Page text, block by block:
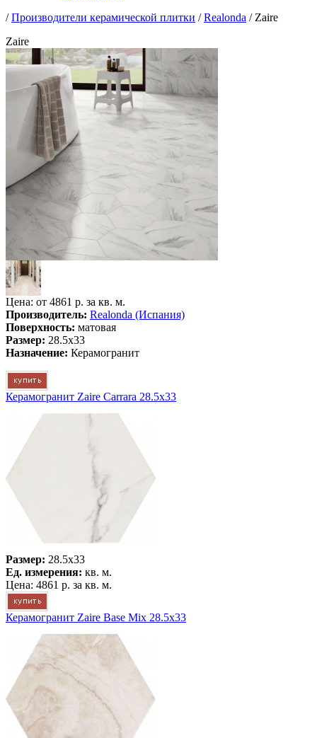
/Производители керамической плитки /Realonda / Zaire
Zaire
Цена: от 4861 р. за кв. м.
Производитель: Realonda (Испания)
Поверхность: матовая
Размер: 28.5х33
Назначение: Керамогранит
Керамогранит Zaire Carrara 28.5х33
Размер: 28.5х33
Ед. измерения: кв. м.
Цена: 4861 р. за кв. м.
Керамогранит Zaire Base Mix 28.5х33